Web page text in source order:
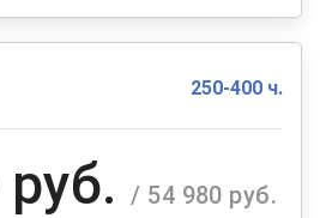
250-400 ч.
/ 54 980 руб.